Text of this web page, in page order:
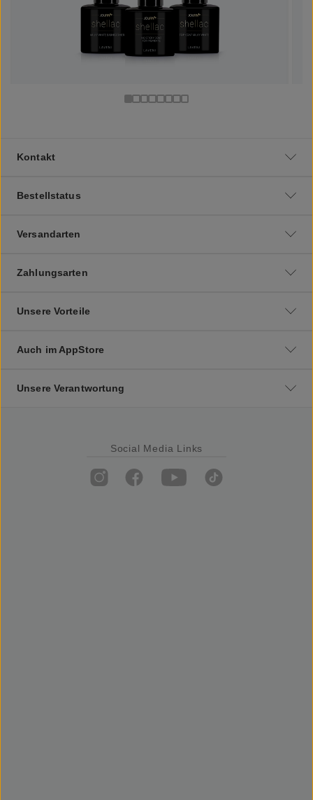
Kontakt
Bestellstatus
Versandarten
Zahlungsarten
Unsere Vorteile
Auch im AppStore
Unsere Verantwortung
Social Media Links